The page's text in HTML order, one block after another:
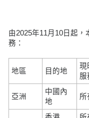
由2025年11月10日起
務：
地區 目的地
現
服
亞洲
中國內
地
所